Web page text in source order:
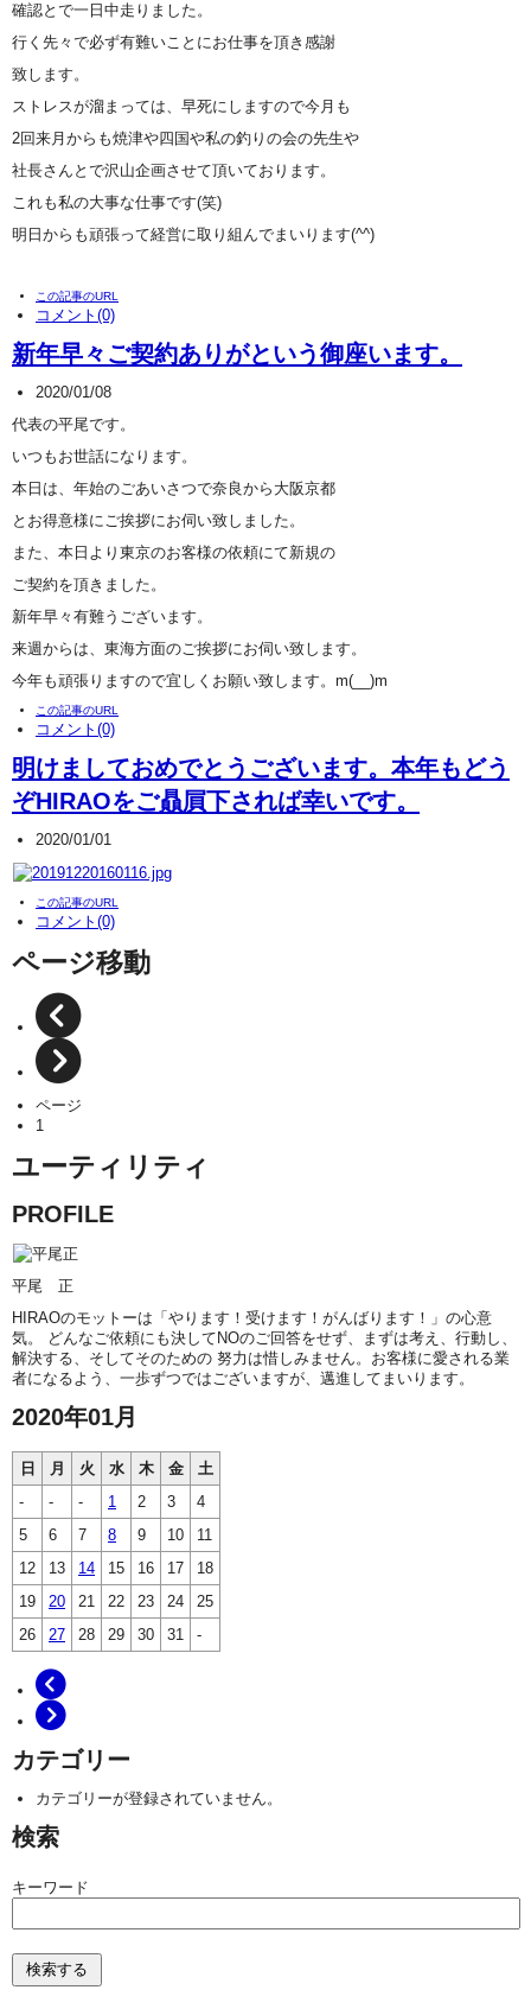
確認とで一日中走りました。
行く先々で必ず有難いことにお仕事を頂き感謝
致します。
ストレスが溜まっては、早死にしますので今月も
2回来月からも焼津や四国や私の釣りの会の先生や
社長さんとで沢山企画させて頂いております。
これも私の大事な仕事です(笑)
明日からも頑張って経営に取り組んでまいります(^^)
この記事のURL
コメント(0)
新年早々ご契約ありがという御座います。
2020/01/08
代表の平尾です。
いつもお世話になります。
本日は、年始のごあいさつで奈良から大阪京都
とお得意様にご挨拶にお伺い致しました。
また、本日より東京のお客様の依頼にて新規の
ご契約を頂きました。
新年早々有難うございます。
来週からは、東海方面のご挨拶にお伺い致します。
今年も頑張りますので宜しくお願い致します。m(__)m
この記事のURL
コメント(0)
明けましておめでとうございます。本年もどう
ぞHIRAOをご贔屓下されば幸いです。
2020/01/01
この記事のURL
コメント(0)
ページ移動
ページ
1
ユーティリティ
PROFILE
平尾 正
HIRAOのモットーは「やります！受けます！がんばります！」の心意
気。 どんなご依頼にも決してNOのご回答をせず、まずは考え、行動し、
解決する、そしてそのための 努力は惜しみません。お客様に愛される業
者になるよう、一歩ずつではございますが、邁進してまいります。
2020年01月
日 月 火 水 木 金
土
-
- - 1 2 3
4
5
6 7 8 9 10
11
12
13 14 15 16 17
18
19
20 21 22 23 24
25
26
27 28 29 30 31 -
カテゴリー
カテゴリーが登録されていません。
検索
キーワード